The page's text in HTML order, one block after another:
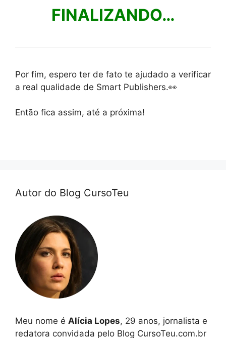
FINALIZANDO…
Por fim, espero ter de fato te ajudado a verificar
a real qualidade de Smart Publishers.👀
Então fica assim, até a próxima!
Autor do Blog CursoTeu
Meu nome é Alícia Lopes, 29 anos, jornalista e
redatora convidada pelo Blog CursoTeu.com.br